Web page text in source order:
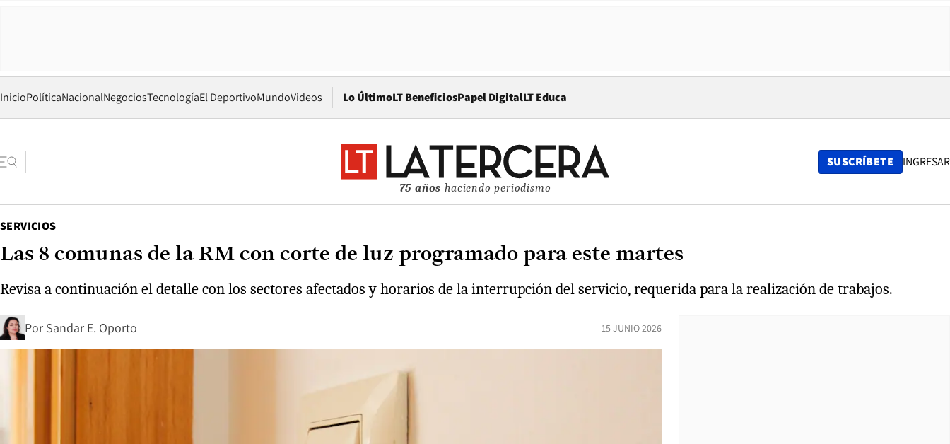
InicioPolíticaNacionalNegociosTecnologíaEl DeportivoMundoVideos Lo ÚltimoLT BeneficiosPapel DigitalOpens in new window
LT Educa
75 años haciendo periodismo
SUSCRÍBETE INGRESAR
SERVICIOS
Las 8 comunas de la RM con corte de luz programado para este martes
Revisa a continuación el detalle con los sectores afectados y horarios de la interrupción del servicio, requerida para la realización de trabajos.
Por Sandar E. Oporto 15 JUNIO 2026